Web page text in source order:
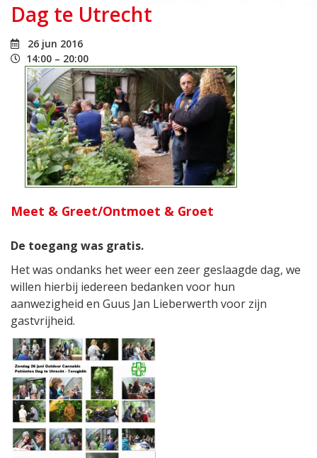
Dag te Utrecht
26 jun 2016
14:00 – 20:00
Meet & Greet/Ontmoet & Groet
De toegang was gratis.
Het was ondanks het weer een zeer geslaagde dag, we
willen hierbij iedereen bedanken voor hun
aanwezigheid en Guus Jan Lieberwerth voor zijn
gastvrijheid.